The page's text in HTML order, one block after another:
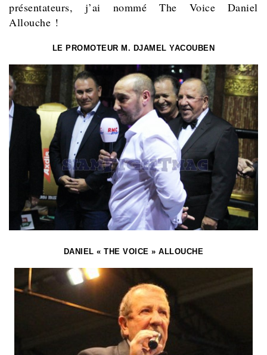
présentateurs, j’ai nommé The Voice Daniel
Allouche !
LE PROMOTEUR M. DJAMEL YACOUBEN
DANIEL « THE VOICE » ALLOUCHE